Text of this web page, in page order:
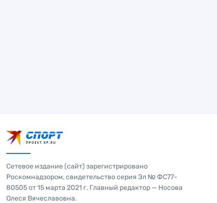
Сетевое издание (сайт) зарегистрировано
Роскомнадзором, свидетельство серия Эл № ФС77-
80505 от 15 марта 2021 г. Главный редактор — Носова
Олеся Вячеславовна.